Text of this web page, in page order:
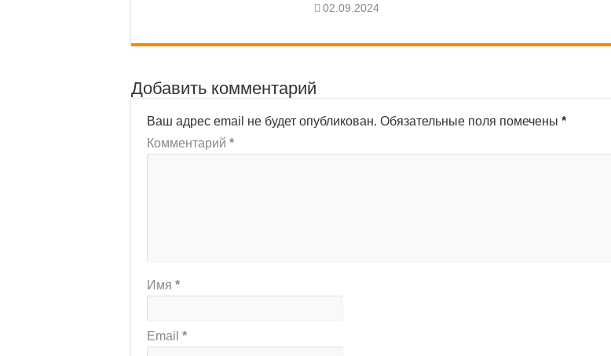
02.09.2024
Добавить комментарий
Ваш адрес email не будет опубликован. Обязательные поля помечены *
Комментарий *
Имя *
Email *